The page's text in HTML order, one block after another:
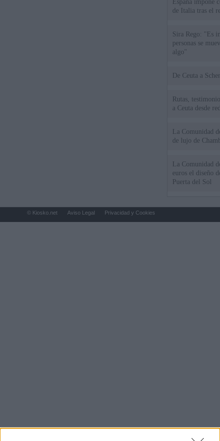
España impone
de Italia tras el
Sira Rego: "Es
personas se
algo"
De
Rutas,
a Ceuta desde
La Comunidad
de lujo de
La Comunidad
euros el diseño
Puerta del Sol
© Kiosko.net Aviso Legal Privacidad y Cookies